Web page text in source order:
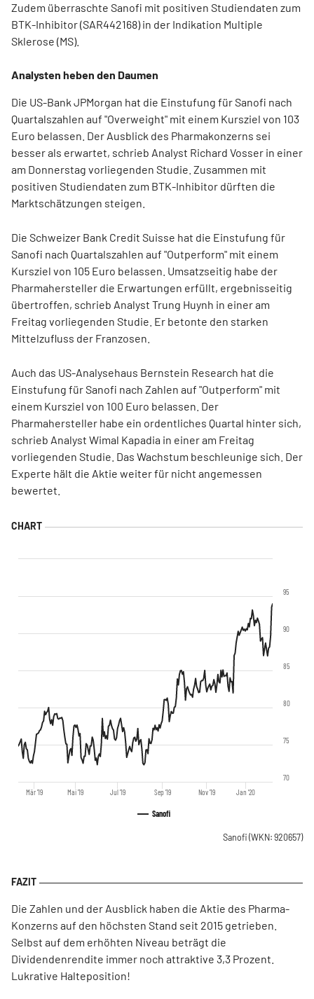
Zudem überraschte Sanofi mit positiven Studiendaten zum
BTK-Inhibitor (SAR442168) in der Indikation Multiple
Sklerose (MS).
Analysten heben den Daumen
Die US-Bank JPMorgan hat die Einstufung für Sanofi nach
Quartalszahlen auf "Overweight" mit einem Kursziel von 103
Euro belassen. Der Ausblick des Pharmakonzerns sei
besser als erwartet, schrieb Analyst Richard Vosser in einer
am Donnerstag vorliegenden Studie. Zusammen mit
positiven Studiendaten zum BTK-Inhibitor dürften die
Marktschätzungen steigen.
Die Schweizer Bank Credit Suisse hat die Einstufung für
Sanofi nach Quartalszahlen auf "Outperform" mit einem
Kursziel von 105 Euro belassen. Umsatzseitig habe der
Pharmahersteller die Erwartungen erfüllt, ergebnisseitig
übertroffen, schrieb Analyst Trung Huynh in einer am
Freitag vorliegenden Studie. Er betonte den starken
Mittelzufluss der Franzosen.
Auch das US-Analysehaus Bernstein Research hat die
Einstufung für Sanofi nach Zahlen auf "Outperform" mit
einem Kursziel von 100 Euro belassen. Der
Pharmahersteller habe ein ordentliches Quartal hinter sich,
schrieb Analyst Wimal Kapadia in einer am Freitag
vorliegenden Studie. Das Wachstum beschleunige sich. Der
Experte hält die Aktie weiter für nicht angemessen
bewertet.
Sanofi
Mär '19 Mai '19 Jul '19 Sep '19 Nov '19 Jan '20
70
75
80
85
90
95
Sanofi (WKN: 920657)
Die Zahlen und der Ausblick haben die Aktie des Pharma-
Konzerns auf den höchsten Stand seit 2015 getrieben.
Selbst auf dem erhöhten Niveau beträgt die
Dividendenrendite immer noch attraktive 3,3 Prozent.
Lukrative Halteposition!